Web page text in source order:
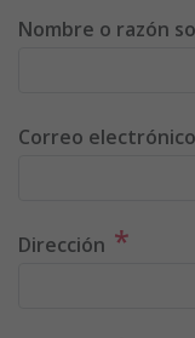
Nombre o razón
Correo electrónico
Dirección *